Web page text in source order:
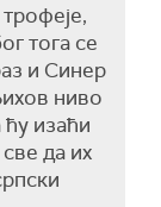
тога се
и Синер
ниво
ћу изаћи
да их